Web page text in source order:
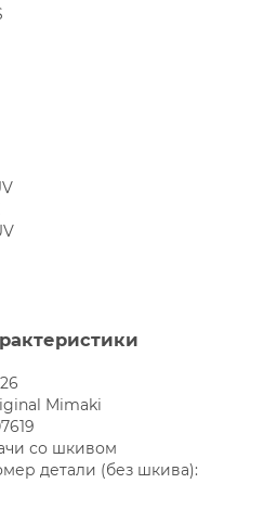
Mimaki
со шкивом
детали (без шкива):